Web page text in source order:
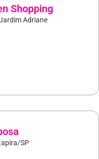
Shopping
Adriane
SP